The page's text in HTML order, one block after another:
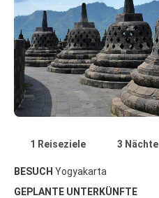
1 Reiseziele 3 Nächte
BESUCH Yogyakarta
GEPLANTE UNTERKÜNFTE